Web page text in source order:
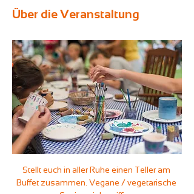
Über die Veranstaltung
Stellt euch in aller Ruhe einen Teller am
Buffet zusammen. Vegane / vegetarische